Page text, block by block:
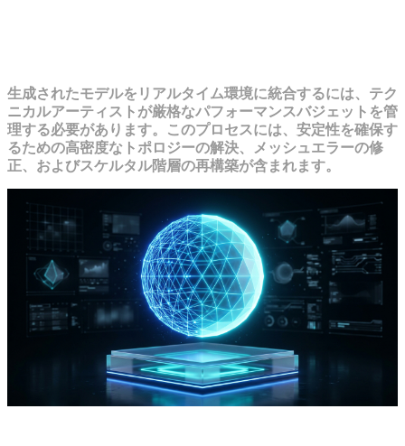
生成されたモデルをリアルタイム環境に統合するには、テク
ニカルアーティストが厳格なパフォーマンスバジェットを管
理する必要があります。このプロセスには、安定性を確保す
るための高密度なトポロジーの解決、メッシュエラーの修
正、およびスケルタル階層の再構築が含まれます。